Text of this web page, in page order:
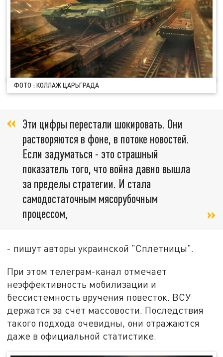
ФОТО : КОЛЛАЖ ЦАРЬГРАДА
Эти цифры перестали шокировать. Они
растворяются в фоне, в потоке новостей.
Если задуматься - это страшный
показатель того, что война давно вышла
за пределы стратегии. И стала
самодостаточным мясорубочным
процессом,
- пишут авторы украинской "Сплетницы".
При этом телеграм-канал отмечает
неэффективность мобилизации и
бессистемность вручения повесток. ВСУ
держатся за счёт массовости. Последствия
такого подхода очевидны, они отражаются
даже в официальной статистике.